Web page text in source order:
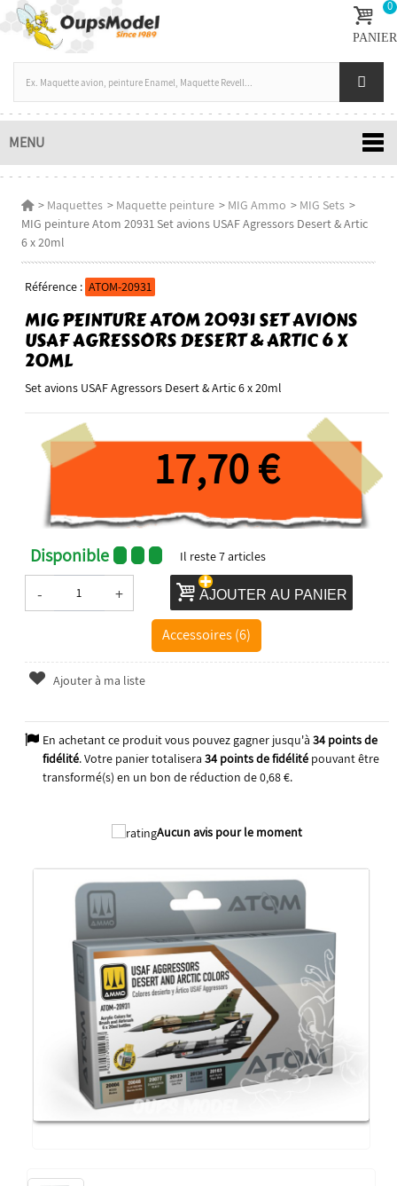
0
PANIER
MENU
> Maquettes > Maquette peinture > MIG Ammo > MIG Sets >
MIG peinture Atom 20931 Set avions USAF Agressors Desert & Artic
6 x 20ml
Référence : ATOM-20931
MIG PEINTURE ATOM 20931 SET AVIONS
USAF AGRESSORS DESERT & ARTIC 6 X
20ML
Set avions USAF Agressors Desert & Artic 6 x 20ml
17,70 €
Disponible Il reste7articles
- + AJOUTER AU PANIER
Accessoires (6)
Ajouter à ma liste
En achetant ce produit vous pouvez gagner jusqu'à 34points de
fidélité. Votre panier totalisera 34points de fidélitépouvant être
transformé(s) en un bon de réduction de0,68 €.
Aucun avis pour le moment
2026